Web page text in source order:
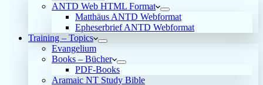
ANTD Web HTML Format
Matthäus ANTD Webformat
Epheserbrief ANTD Webformat
Training – Topics
Evangelium
Books – Bücher
PDF-Books
Aramaic NT Study Bible